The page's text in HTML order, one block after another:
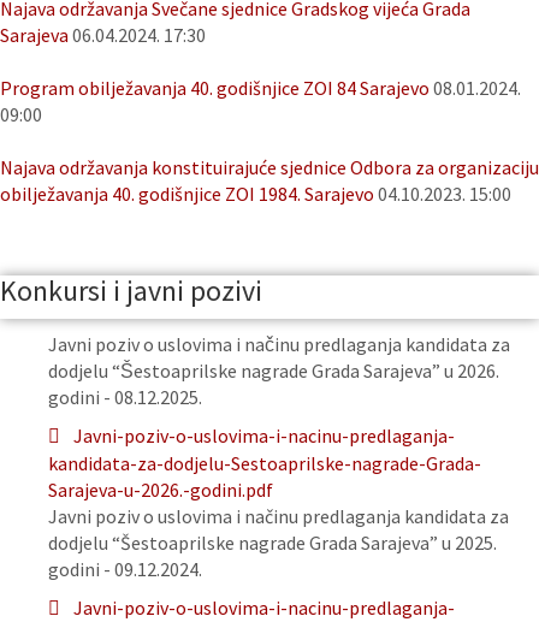
Najava održavanja Svečane sjednice Gradskog vijeća Grada
Sarajeva 06.04.2024. 17:30
Program obilježavanja 40. godišnjice ZOI 84 Sarajevo 08.01.2024.
09:00
Najava održavanja konstituirajuće sjednice Odbora za organizaciju
obilježavanja 40. godišnjice ZOI 1984. Sarajevo 04.10.2023. 15:00
Konkursi i javni pozivi
Javni poziv o uslovima i načinu predlaganja kandidata za
dodjelu “Šestoaprilske nagrade Grada Sarajeva” u 2026.
godini - 08.12.2025.
Javni-poziv-o-uslovima-i-nacinu-predlaganja-
kandidata-za-dodjelu-Sestoaprilske-nagrade-Grada-
Sarajeva-u-2026.-godini.pdf
Javni poziv o uslovima i načinu predlaganja kandidata za
dodjelu “Šestoaprilske nagrade Grada Sarajeva” u 2025.
godini - 09.12.2024.
Javni-poziv-o-uslovima-i-nacinu-predlaganja-